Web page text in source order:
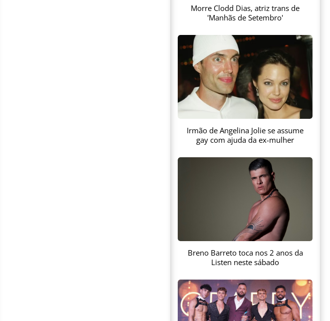
Morre Clodd Dias, atriz trans de
'Manhãs de Setembro'
Irmão de Angelina Jolie se assume
gay com ajuda da ex-mulher
Breno Barreto toca nos 2 anos da
Listen neste sábado